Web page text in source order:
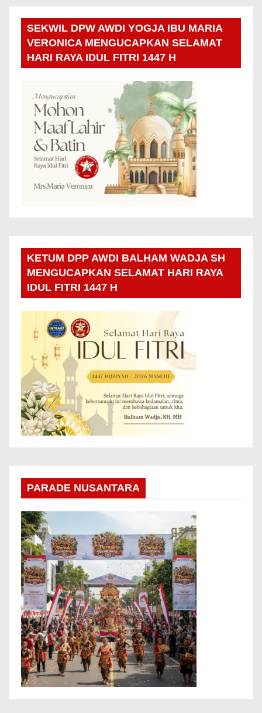
SEKWIL DPW AWDI YOGJA IBU MARIA
VERONICA MENGUCAPKAN SELAMAT
HARI RAYA IDUL FITRI 1447 H
KETUM DPP AWDI BALHAM WADJA SH
MENGUCAPKAN SELAMAT HARI RAYA
IDUL FITRI 1447 H
PARADE NUSANTARA